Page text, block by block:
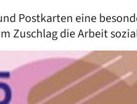
Postkarten eine
Zuschlag die Arbeit